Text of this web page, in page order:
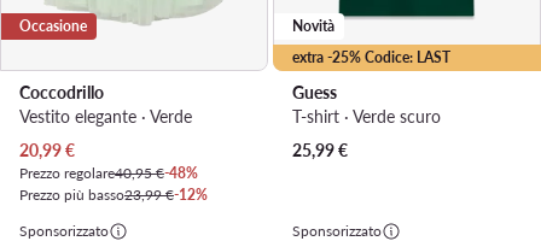
Occasione
Coccodrillo
Vestito elegante · Verde
Prezzo attuale
20,99€
Prezzo regolare40,95 €-48%
Prezzo più basso23,99 €-12%
extra -25% Codice: LAST
Novità
Guess
T-shirt · Verde scuro
25,99€
Sponsorizzato Sponsorizzato